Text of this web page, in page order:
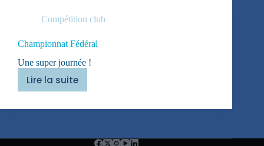
Compétition club
Championnat Fédéral
Une super journée !
Lire la suiteChampionnat